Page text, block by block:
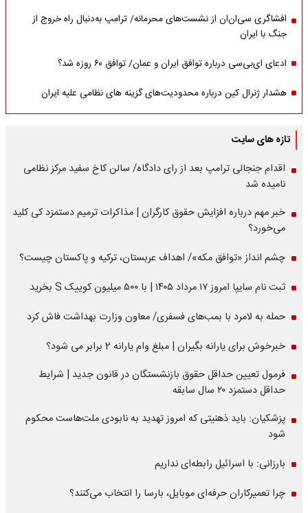
افشاگری سی‌ان‌ان از نشست‌های محرمانه/ ترامپ به‌دنبال راه خروج از
جنگ با ایران
ادعای ای‌بی‌سی درباره توافق ایران و عمان/ توافق ۶۰ روزه شد؟
هشدار ژنرال کین درباره محدودیت‌های گزینه های نظامی علیه ایران
تازه های سایت
اقدام جنجالی ترامپ بعد از رای دادگاه/ سالن کاخ سفید مرکز نظامی
نامیده شد
خبر مهم درباره افزایش حقوق کارگران | مذاکرات ترمیم دستمزد کی کلید
می‌خورد؟
چشم انداز «توافق مکه»/ اهداف عربستان، ترکیه و پاکستان چیست؟
ثبت نام سایپا امروز ۱۷ مرداد ۱۴۰۵ | با ۵۰۰ میلیون کوییک S بخرید
حمله به لامرد با بمب‌های فسفری/ معاون وزارت بهداشت فاش کرد
خبرخوش برای یارانه بگیران | مبلغ وام یارانه 2 برابر می شود؟
فرمول تعیین حداقل حقوق بازنشستگان در قانون جدید | شرایط
حداقل دستمزد ۲۰ سال سابقه
پزشکیان: باید ذهنیتی که امروز تهدید به نابودی ملت‌هاست محکوم
شود
بارزانی: با اسرائیل رابطه‌ای نداریم
چرا تعمیرکاران حرفه‌ای موبایل، بارسا را انتخاب می‌کنند؟